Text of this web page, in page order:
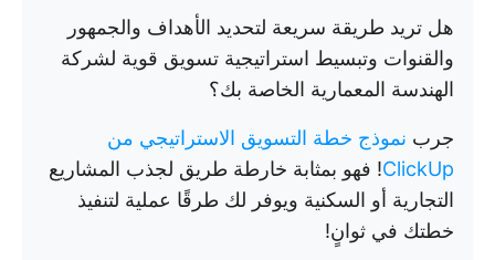
هل تريد طريقة سريعة لتحديد الأهداف والجمهور
والقنوات وتبسيط استراتيجية تسويق قوية لشركة
الهندسة المعمارية الخاصة بك؟
جرب نموذج خطة التسويق الاستراتيجي من
ClickUp! فهو بمثابة خارطة طريق لجذب المشاريع
التجارية أو السكنية ويوفر لك طرقًا عملية لتنفيذ
خطتك في ثوانٍ!